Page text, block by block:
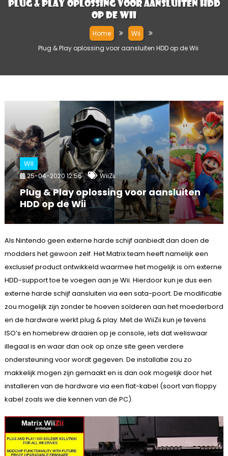
Plug & Play oplossing voor aansluiten HDD
op de Wii
Home
Wii
Plug & Play oplossing voor aansluiten HDD op de Wii
WII
25-04-2020 12:56 WiiZii
Plug & Play oplossing voor aansluiten
HDD op de Wii
Als Nintendo geen externe harde schijf aanbiedt dan doen de
modders het gewoon zelf. Het Matrix team heeft namelijk een
exclusief product ontwikkeld waarmee het mogelijk is om externe
HDD-support toe te voegen aan je Wii. Hierdoor kun je dus een
externe harde schijf aansluiten via een sata-poort. De modificatie
zou mogelijk zijn zonder te hoeven solderen aan het moederbord
en de hardware werkt plug & play. Met de WiiZii kun je tevens
ISO’s en homebrew draaien op je console, iets dat weliswaar
illegaal is en waar dan ook op onze site geen verdere
ondersteuning voor wordt gegeven. De installatie zou zo
makkelijk mogen zijn gemaakt en is dan ook mogelijk door het
installeren van de hardware via een flat-kabel (soort van floppy
kabel zoals we die kennen van de PC).